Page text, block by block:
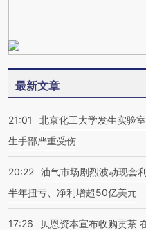
最新文章
21:01
北京化工大学发生实验
生手部严重受伤
20:22 油气市场剧烈波动现套
半年扭亏、净利增超50亿美元
17:26
贝恩资本宣布收购贡茶